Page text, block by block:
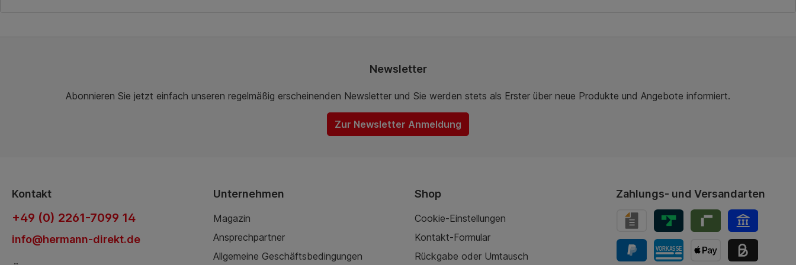
In den Warenkorb In den Warenkorb In den Warenkorb
Newsletter
Abonnieren Sie jetzt einfach unseren regelmäßig erscheinenden Newsletter und Sie werden stets als Erster über neue Produkte und Angebote informiert.
Zur Newsletter Anmeldung
Kontakt
+49 (0) 2261-7099 14
info@hermann-direkt.de
Unternehmen
Magazin
Ansprechpartner
Allgemeine Geschäftsbedingungen
Shop
Cookie-Einstellungen
Kontakt-Formular
Rückgabe oder Umtausch
Zahlungs- und Versandarten